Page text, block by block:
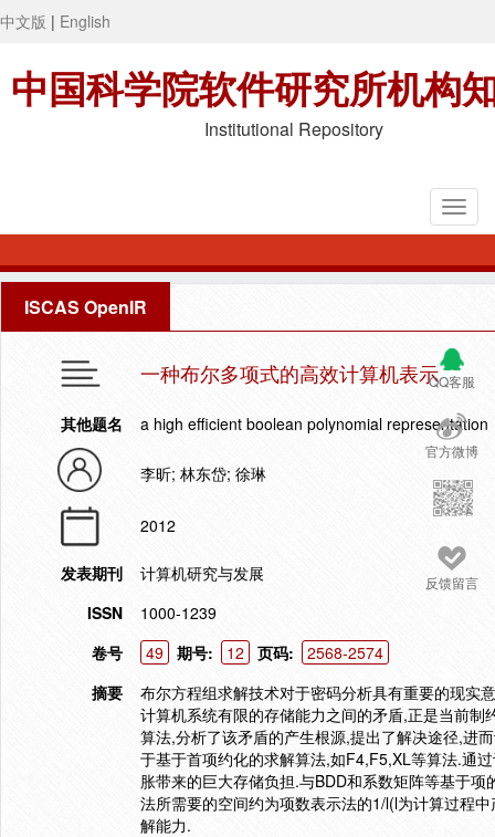
中文版 | English
中国科学院软件研究所机构
Institutional Repository
ISCAS OpenIR
QQ客服
官方微博
反馈留言
一种布尔多项式的高效计算机表示
其他题名 a high efficient boolean polynomial representation
李昕; 林东岱; 徐琳
2012
发表期刊
计算机研究与发展
ISSN
1000-1239
卷号
49 期号: 12 页码:
2568-2574
摘要
布尔方程组求解技术对于密码分析具有重要的现实
计算机系统有限的存储能力之间的矛盾,正是当前
算法,分析了该矛盾的产生根源,提出了解决途径,进
于基于首项约化的求解算法,如F4,F5,XL等算法.通
胀带来的巨大存储负担.与BDD和系数矩阵等基于
法所需要的空间约为项数表示法的1/l(l为计算过程
解能力.